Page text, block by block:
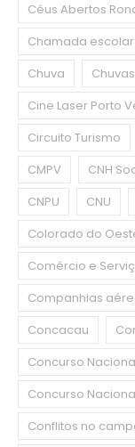
Céus Abertos
Chamada escolar
Chuva
Chuvas
Cine Laser Porto
Circuito Turismo
CMPV
CNH
CNPU
CNU
Colorado do
Comércio e
Companhias
Concacau
Concurso
Concurso
Conflitos no